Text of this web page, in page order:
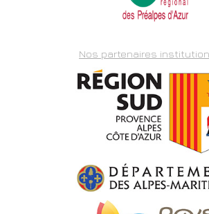
Nos partenaires